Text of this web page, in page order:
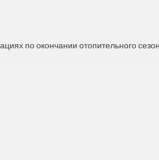
по окончании отопительного